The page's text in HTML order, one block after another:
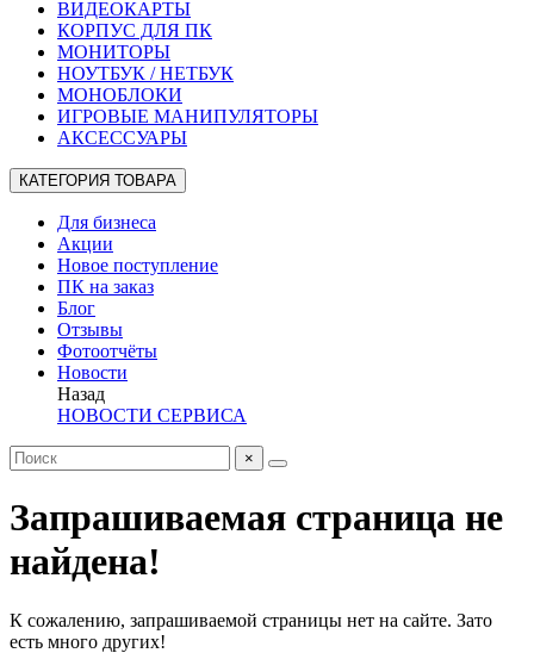
ВИДЕОКАРТЫ
КОРПУС ДЛЯ ПК
МОНИТОРЫ
НОУТБУК / НЕТБУК
МОНОБЛОКИ
ИГРОВЫЕ МАНИПУЛЯТОРЫ
АКСЕССУАРЫ
КАТЕГОРИЯ ТОВАРА
Для бизнеса
Акции
Новое поступление
ПК на заказ
Блог
Отзывы
Фотоотчёты
Новости
Назад
НОВОСТИ СЕРВИСА
×
Запрашиваемая страница не
найдена!
К сожалению, запрашиваемой страницы нет на сайте. Зато
есть много других!